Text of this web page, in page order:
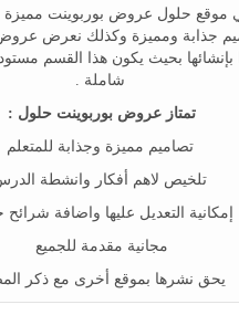
موقع حلول عروض بوربوينت مميزة
جذابة ومميزة وكذلك نعرض
بإنشائها بحيث يكون هذا القسم
شاملة .
تمتاز عروض بوربوينت حلول :
تصاميم مميزة وجذابة للمتعلم
تلخيص لاهم أفكار وانشطة
إمكانية التعديل عليها واضافة شرائح
مجانية مقدمة للجميع
يحق نشرها بموقع أخرى مع ذكر